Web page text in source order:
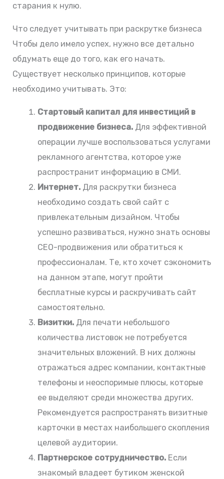
старания к нулю.
Что следует учитывать при раскрутке бизнеса
Чтобы дело имело успех, нужно все детально
обдумать еще до того, как его начать.
Существует несколько принципов, которые
необходимо учитывать. Это:
Стартовый капитал для инвестиций в
продвижение бизнеса.Для эффективной
операции лучше воспользоваться услугами
рекламного агентства, которое уже
распространит информацию в СМИ.
Интернет.Для раскрутки бизнеса
необходимо создать свой сайт с
привлекательным дизайном. Чтобы
успешно развиваться, нужно знать основы
СЕО-продвижения или обратиться к
профессионалам. Те, кто хочет сэкономить
на данном этапе, могут пройти
бесплатные курсы и раскручивать сайт
самостоятельно.
Визитки.Для печати небольшого
количества листовок не потребуется
значительных вложений. В них должны
отражаться адрес компании, контактные
телефоны и неоспоримые плюсы, которые
ее выделяют среди множества других.
Рекомендуется распространять визитные
карточки в местах наибольшего скопления
целевой аудитории.
Партнерское сотрудничество.Если
знакомый владеет бутиком женской